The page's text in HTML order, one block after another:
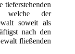
tieferstehenden
welche der
soweit als
nach den
fließenden